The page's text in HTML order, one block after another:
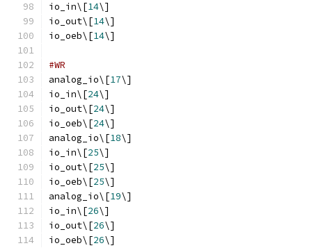
io_in\[14\]
io_out\[14\]
io_oeb\[14\]
#WR
analog_io\[17\]
io_in\[24\]
io_out\[24\]
io_oeb\[24\]
analog_io\[18\]
io_in\[25\]
io_out\[25\]
io_oeb\[25\]
analog_io\[19\]
io_in\[26\]
io_out\[26\]
io_oeb\[26\]